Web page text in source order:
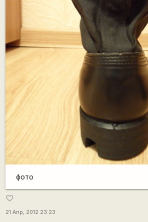
фото
favorite_border
21 Апр, 2012 23:23